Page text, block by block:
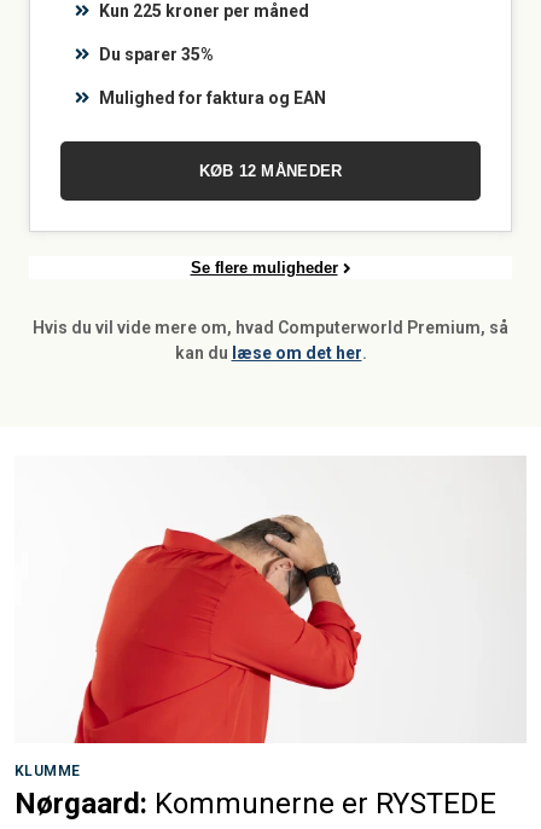
Kun 225 kroner per måned
Du sparer 35%
Mulighed for faktura og EAN
KØB 12 MÅNEDER
Se flere muligheder
Hvis du vil vide mere om, hvad Computerworld Premium, så
kan du læse om det her.
KLUMME
Nørgaard: Kommunerne er RYSTEDE